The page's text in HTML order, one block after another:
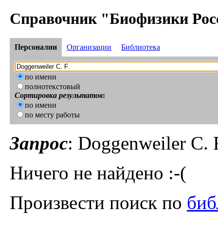
Справочник "Биофизики
Персоналии Организации Библиотека
по имени
полнотекстовый
Сортировка результатов:
по имени
по месту работы
Запрос: Doggenweiler C.
Ничего не найдено :-(
Произвести поиск по